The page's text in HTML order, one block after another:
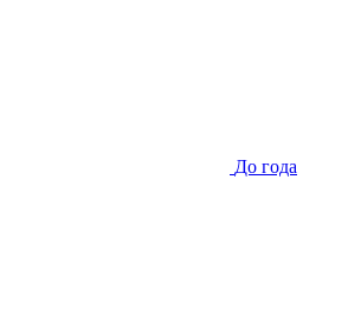
До года